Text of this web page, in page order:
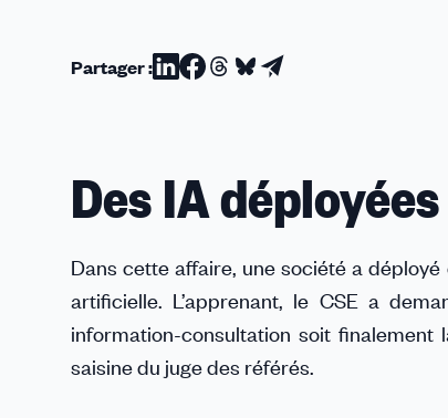
Partager :Partager
Partager
Partager
Partager
Partager
Des IA
Dans cette affaire, une société a
artificielle. L’apprenant, le CSE a
information-consultation soit
saisine du juge des référés.